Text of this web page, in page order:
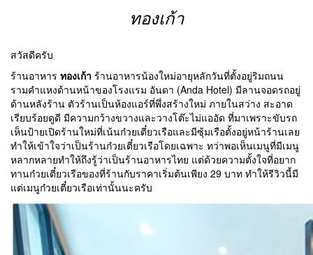
ทองเก้า
สวัสดีครับ
ร้านอาหาร ทองเก้า ร้านอาหารน้องใหม่อายุหลักวันที่ตั้งอยู่ริมถนน
รามคำแหงด้านหน้าของโรงแรม อันดา (Anda Hotel) มีลานจอดรถอยู่
ด้านหลังร้าน ตัวร้านเป็นห้องแอร์ที่พึ่งสร้างใหม่ ภายในสว่าง สะอาด
เรียบร้อยดูดี มีความกว้างขวางและวางโต๊ะไม่แออัด ที่มาเพราะขับรถ
เห็นป้ายเปิดร้านใหม่ที่เน้นก๋วยเตี๋ยวเรือและมีซุ้มเรือตั้งอยู่หน้าร้านเลย
ทำให้เข้าใจว่าเป็นร้านก๋วยเตี๋ยวเรือโดยเฉพาะ ทว่าพอเห็นเมนูที่มีเมนู
หลากหลายทำให้ถึงรู้ว่าเป็นร้านอาหารไทย แต่ด้วยความตั้งใจที่อยาก
ทานก๋วยเตี๋ยวเรือของที่ร้านกับราคาเริ่มต้นเพียง 29 บาท ทำให้รีวิวนี้มี
แต่เมนูก๋วยเตี๋ยวเรือเท่านั้นนะครับ